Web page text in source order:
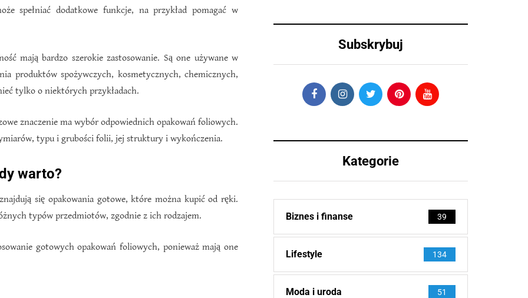
spełniać dodatkowe funkcje, na przykład pomagać w
mają bardzo szerokie zastosowanie. Są one używane w
produktów spożywczych, kosmetycznych, chemicznych,
tylko o niektórych przykładach.
znaczenie ma wybór odpowiednich opakowań foliowych.
typu i grubości folii, jej struktury i wykończenia.
warto?
się opakowania gotowe, które można kupić od ręki.
typów przedmiotów, zgodnie z ich rodzajem.
gotowych opakowań foliowych, ponieważ mają one
Subskrybuj
Kategorie
Biznes i finanse 39
Lifestyle 134
Moda i uroda 51